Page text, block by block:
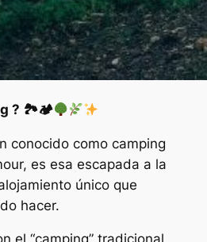
? 🏞🏕
conocido como camping
es esa escapada a la
único que
hacer.